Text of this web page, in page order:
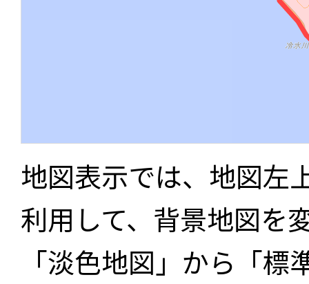
地図表示では、地図左
利用して、背景地図を
「淡色地図」から「